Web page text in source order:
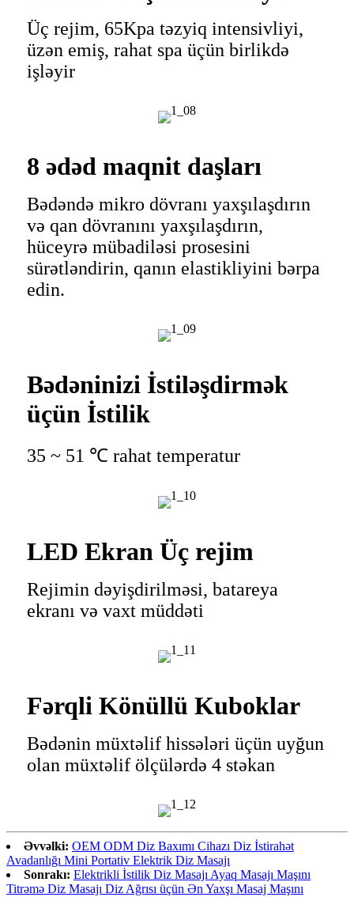
Üç rejim, 65Kpa təzyiq intensivliyi,
üzən emiş, rahat spa üçün birlikdə
işləyir
8 ədəd maqnit daşları
Bədəndə mikro dövranı yaxşılaşdırın
və qan dövranını yaxşılaşdırın,
hüceyrə mübadiləsi prosesini
sürətləndirin, qanın elastikliyini bərpa
edin.
Bədəninizi İstiləşdirmək
üçün İstilik
35 ~ 51 ℃ rahat temperatur
LED Ekran Üç rejim
Rejimin dəyişdirilməsi, batareya
ekranı və vaxt müddəti
Fərqli Könüllü Kuboklar
Bədənin müxtəlif hissələri üçün uyğun
olan müxtəlif ölçülərdə 4 stəkan
Əvvəlki: OEM ODM Diz Baxımı Cihazı Diz İstirahət
Avadanlığı Mini Portativ Elektrik Diz Masajı
Sonrakı: Elektrikli İstilik Diz Masajı Ayaq Masajı Maşını
Titrəmə Diz Masajı Diz Ağrısı üçün Ən Yaxşı Masaj Maşını